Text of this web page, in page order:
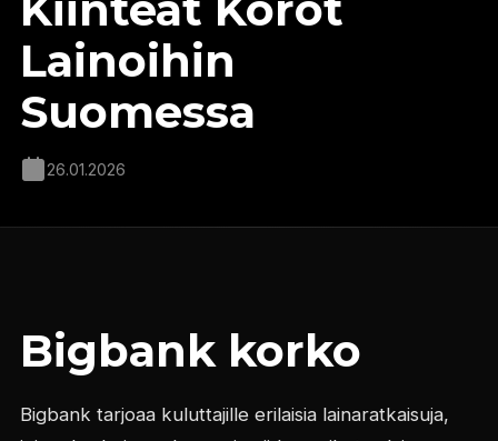
Lainoihin
Suomessa
26.01.2026
Bigbank korko
Bigbank tarjoaa kuluttajille erilaisia lainaratkaisuja,